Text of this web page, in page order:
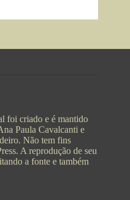
foi criado e é mantido
Paula Cavalcanti e
Não tem fins
A reprodução de seu
a fonte e também